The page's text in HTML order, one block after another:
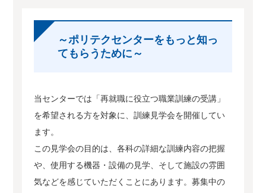
～ポリテクセンターをもっと知っ
てもらうために～
当センターでは「再就職に役立つ職業訓練の受講」
を希望される方を対象に、訓練見学会を開催してい
ます。
この見学会の目的は、各科の詳細な訓練内容の把握
や、使用する機器・設備の見学、そして施設の雰囲
気などを感じていただくことにあります。募集中の